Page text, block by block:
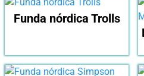
Funda nórdica Trolls